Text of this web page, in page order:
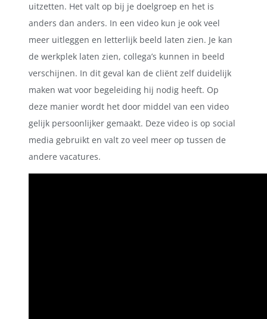
uitzetten. Het valt op bij je doelgroep en het is
anders dan anders. In een video kun je ook veel
meer uitleggen en letterlijk beeld laten zien. Je kan
de werkplek laten zien, collega’s kunnen in beeld
verschijnen. In dit geval kan de cliënt zelf duidelijk
maken wat voor begeleiding hij nodig heeft. Op
deze manier wordt het door middel van een video
gelijk persoonlijker gemaakt. Deze video is op social
media gebruikt en valt zo veel meer op tussen de
andere vacatures.